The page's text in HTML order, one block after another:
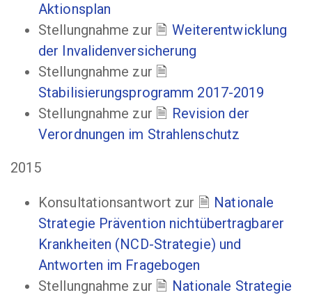
Aktionsplan
Stellungnahme zur
Weiterentwicklung
der Invalidenversicherung
Stellungnahme zur
Stabilisierungsprogramm 2017-2019
Stellungnahme zur
Revision der
Verordnungen im Strahlenschutz
2015
Konsultationsantwort zur
Nationale
Strategie Prävention nichtübertragbarer
Krankheiten (NCD-Strategie) und
Antworten im Fragebogen
Stellungnahme zur
Nationale Strategie